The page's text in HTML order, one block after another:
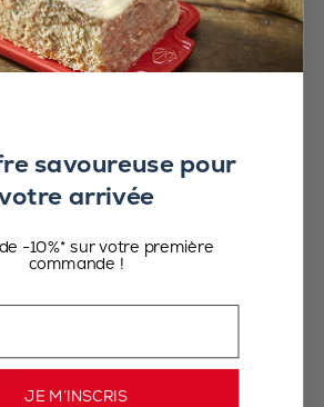
100% automatique,
savoureuse pour
arrivée
-10%* sur votre première
commande !
JE M’INSCRIS